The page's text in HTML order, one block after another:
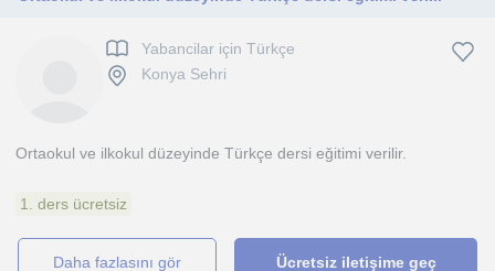
Yabancilar için Türkçe
Konya Sehri
Ortaokul ve ilkokul düzeyinde Türkçe dersi eğitimi verilir.
1. ders ücretsiz
daha fazlasını gör Ücretsiz iletişime geç